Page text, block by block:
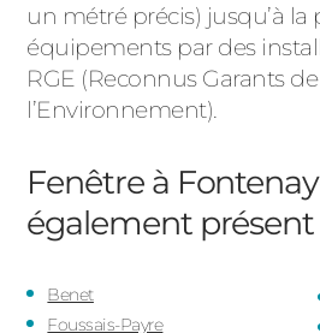
un métré précis) jusqu’à la
équipements par des
RGE (Reconnus Garants de
l’Environnement).
Fenêtre à
également présent
Benet
Foussais-Payre